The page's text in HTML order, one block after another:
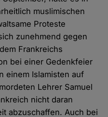
muslimischen
Proteste
zunehmend gegen
Frankreichs
bei einer Gedenkfeier
einem Islamisten auf
Lehrer Samuel
nicht daran
abzuschaffen. Auch bei